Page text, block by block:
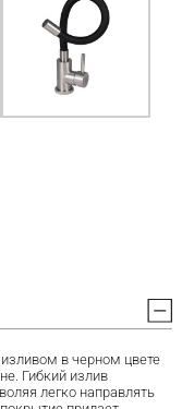
в черном цвете
Гибкий излив
легко направлять